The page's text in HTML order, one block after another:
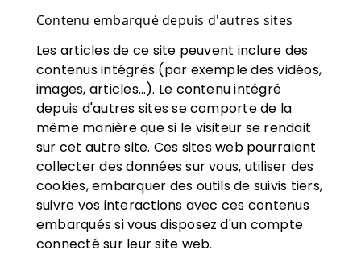
Contenu embarqué depuis d'autres sites
Les articles de ce site peuvent inclure des
contenus intégrés (par exemple des vidéos,
images, articles…). Le contenu intégré
depuis d'autres sites se comporte de la
même manière que si le visiteur se rendait
sur cet autre site. Ces sites web pourraient
collecter des données sur vous, utiliser des
cookies, embarquer des outils de suivis tiers,
suivre vos interactions avec ces contenus
embarqués si vous disposez d'un compte
connecté sur leur site web.